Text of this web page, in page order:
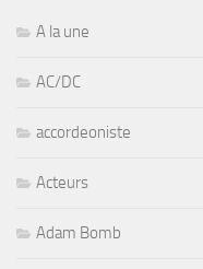
A la une
AC/DC
accordeoniste
Acteurs
Adam Bomb